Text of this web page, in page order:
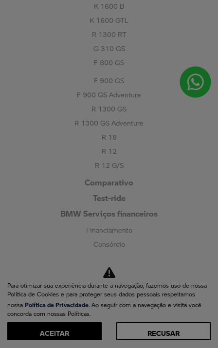
K 1600 B
K 1600 GTL
R 1300 RT
G 310 GS
F 800 GS
F 900 GS
F 900 GS Adventure
R 1300 GS
R 1300 GS Adventure
R 18
R 12
R 12 G/S
Comparativo
Test-ride
BMW Serviços financeiros
Financiamento
Consórcio
Pós-vendas
Agendar serviços
Motorrad Assistência 24H
Peças e Acessórios
Loja on-line
Para otimizar sua experiência durante a navegação, fazemos uso de nossa
Política de Cookies e para proteger seus dados pessoais respeitamos
nossa Política de Privacidade. Ao seguir com a navegação e visita você
concorda com nossas Políticas.
ACEITAR RECUSAR